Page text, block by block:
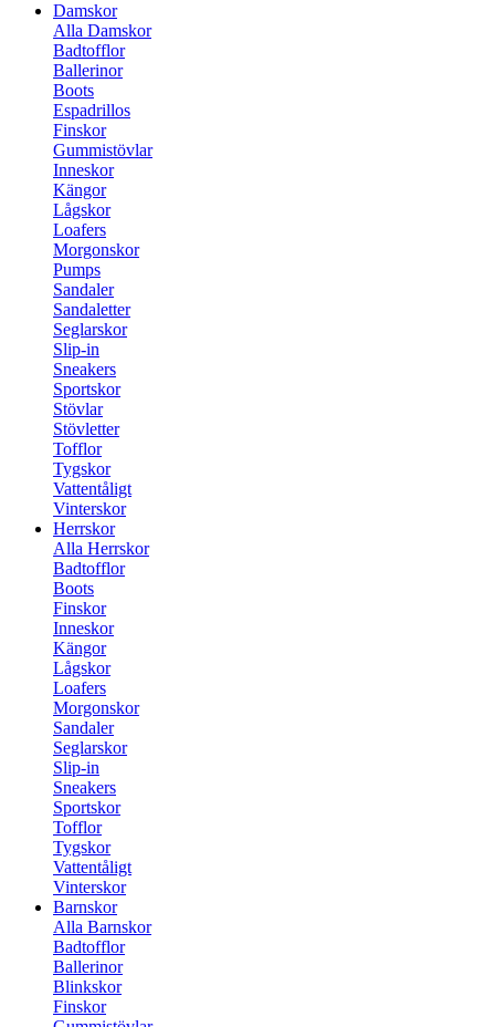
Damskor
Alla Damskor
Badtofflor
Ballerinor
Boots
Espadrillos
Finskor
Gummistövlar
Inneskor
Kängor
Lågskor
Loafers
Morgonskor
Pumps
Sandaler
Sandaletter
Seglarskor
Slip-in
Sneakers
Sportskor
Stövlar
Stövletter
Tofflor
Tygskor
Vattentåligt
Vinterskor
Herrskor
Alla Herrskor
Badtofflor
Boots
Finskor
Inneskor
Kängor
Lågskor
Loafers
Morgonskor
Sandaler
Seglarskor
Slip-in
Sneakers
Sportskor
Tofflor
Tygskor
Vattentåligt
Vinterskor
Barnskor
Alla Barnskor
Badtofflor
Ballerinor
Blinkskor
Finskor